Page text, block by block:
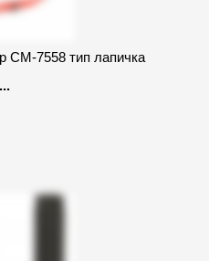
CM-7558 тип лапичка